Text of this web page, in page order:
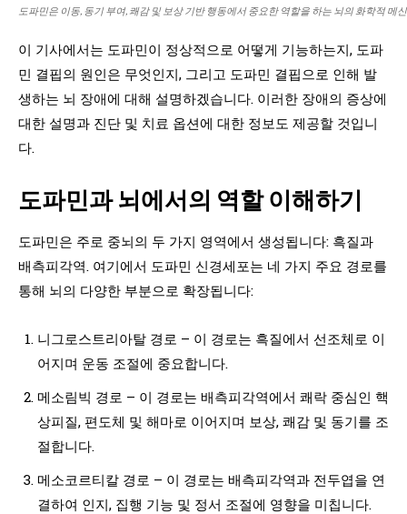
도파민은 이동, 동기 부여, 쾌감 및 보상 기반 행동에서 중요한 역할을 하는 뇌의 화학적 메
이 기사에서는 도파민이 정상적으로 어떻게 기능하는지, 도파
민 결핍의 원인은 무엇인지, 그리고 도파민 결핍으로 인해 발
생하는 뇌 장애에 대해 설명하겠습니다. 이러한 장애의 증상에
대한 설명과 진단 및 치료 옵션에 대한 정보도 제공할 것입니
다.
도파민과 뇌에서의 역할 이해하기
도파민은 주로 중뇌의 두 가지 영역에서 생성됩니다: 흑질과
배측피각역. 여기에서 도파민 신경세포는 네 가지 주요 경로를
통해 뇌의 다양한 부분으로 확장됩니다:
니그로스트리아탈 경로 – 이 경로는 흑질에서 선조체로 이
어지며 운동 조절에 중요합니다.
메소림빅 경로 – 이 경로는 배측피각역에서 쾌락 중심인 핵
상피질, 편도체 및 해마로 이어지며 보상, 쾌감 및 동기를 조
절합니다.
메소코르티칼 경로 – 이 경로는 배측피각역과 전두엽을 연
결하여 인지, 집행 기능 및 정서 조절에 영향을 미칩니다.